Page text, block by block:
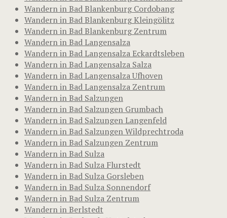
Wandern in Bad Blankenburg Cordobang
Wandern in Bad Blankenburg Kleingölitz
Wandern in Bad Blankenburg Zentrum
Wandern in Bad Langensalza
Wandern in Bad Langensalza Eckardtsleben
Wandern in Bad Langensalza Salza
Wandern in Bad Langensalza Ufhoven
Wandern in Bad Langensalza Zentrum
Wandern in Bad Salzungen
Wandern in Bad Salzungen Grumbach
Wandern in Bad Salzungen Langenfeld
Wandern in Bad Salzungen Wildprechtroda
Wandern in Bad Salzungen Zentrum
Wandern in Bad Sulza
Wandern in Bad Sulza Flurstedt
Wandern in Bad Sulza Gorsleben
Wandern in Bad Sulza Sonnendorf
Wandern in Bad Sulza Zentrum
Wandern in Berlstedt